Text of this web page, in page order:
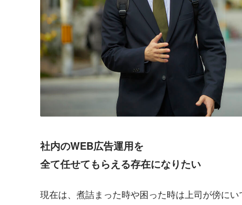
社内のWEB広告運用を
全て任せてもらえる存在になりたい
現在は、煮詰まった時や困った時は上司が傍に